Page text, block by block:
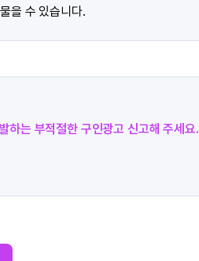
을 수 있습니다.
하는 부적절한 구인광고 신고해 주세요.